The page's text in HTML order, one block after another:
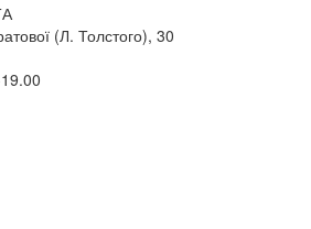
(Л. Толстого), 30